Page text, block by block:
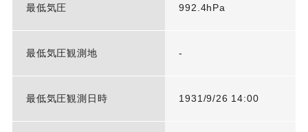
最低気圧 992.4hPa
最低気圧観測地 -
最低気圧観測日時 1931/9/26 14:00